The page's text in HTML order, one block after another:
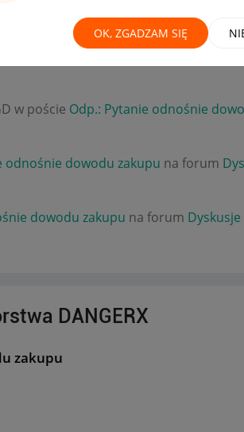
OK, ZGADZAM SIĘ
w poście
w poście Odp.: Pytanie odnośnie
odnośnie dowodu zakupu na forum
dowodu zakupu na forum
DANGERX
zakupu